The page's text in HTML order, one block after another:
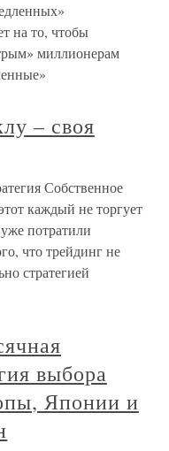
на то, чтобы
миллионерам
– своя
Собственное
каждый не торгует
потратили
что трейдинг не
стратегией
выбора
Японии и